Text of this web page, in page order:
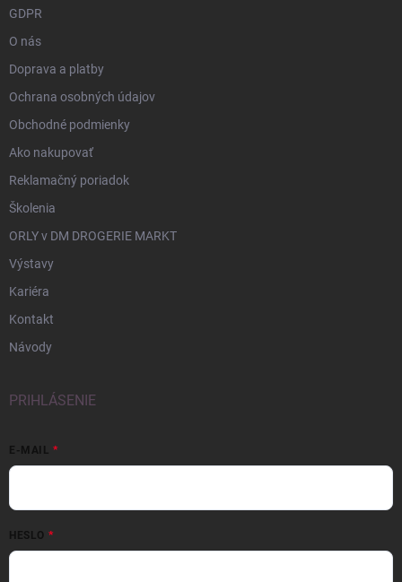
GDPR
O nás
Doprava a platby
Ochrana osobných údajov
Obchodné podmienky
Ako nakupovať
Reklamačný poriadok
Školenia
ORLY v DM DROGERIE MARKT
Výstavy
Kariéra
Kontakt
Návody
PRIHLÁSENIE
E-MAIL
HESLO